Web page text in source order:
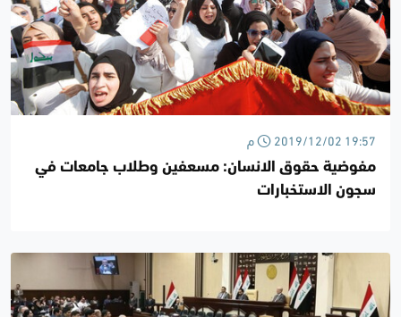
2019/12/02 19:57 م
مفوضية حقوق الانسان: مسعفين وطلاب جامعات في
سجون الاستخبارات